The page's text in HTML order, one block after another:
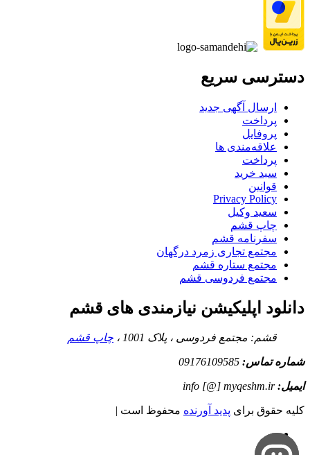
دسترسی سریع
ارسال آگهی جدید
پرداخت
پروفایل
علاقه‌مندی ها
پرداخت
سبد خرید
قوانین
Privacy Policy
سعید وکیل
چاپ قشم
سفرنامه قشم
مجتمع تجاری زمرد درگهان
مجتمع ستاره قشم
مجتمع فردوسی قشم
دانلود اپلیکیشن نیازمندی های قشم
قشم: مجتمع فردوسی ، پلاک 1001 ، چاپ قشم
شماره تماس: 09176109585
ایمیل:info [@] myqeshm.ir
کلیه حقوق برای پدید آورنده محفوظ است |